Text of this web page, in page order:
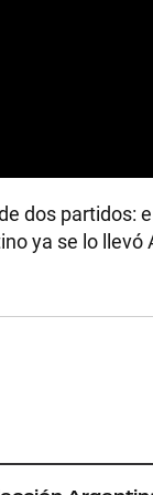
dos partidos:
ya se lo llevó